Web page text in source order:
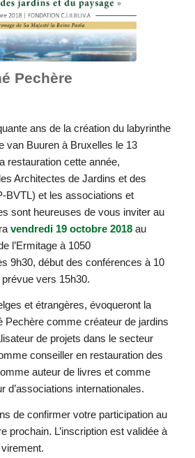
Pechère
ans de la création du labyrinthe
van Buuren à Bruxelles le 13
restauration cette année,
Architectes de Jardins et des
BVTL) et les associations et
sont heureuses de vous inviter au
vendredi 19 octobre 2018au
l’Ermitage à 1050
9h30, début des conférences à 10
vers 15h30.
et étrangères, évoqueront la
Pechère comme créateur de jardins
de projets dans le secteur
conseiller en restauration des
auteur de livres et comme
d’associations internationales.
de confirmer votre participation au
prochain. L’inscription est validée à